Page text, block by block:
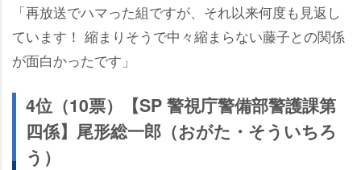
「再放送でハマった組ですが、それ以来何度も見返し
ています！ 縮まりそうで中々縮まらない藤子との関係
が面白かったです」
4位（10票）【SP 警視庁警備部警護課第
四係】尾形総一郎（おがた・そういちろ
う）